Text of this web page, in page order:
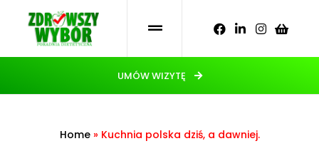
UMÓW WIZYTĘ
Home» Kuchnia polska dziś, a dawniej.